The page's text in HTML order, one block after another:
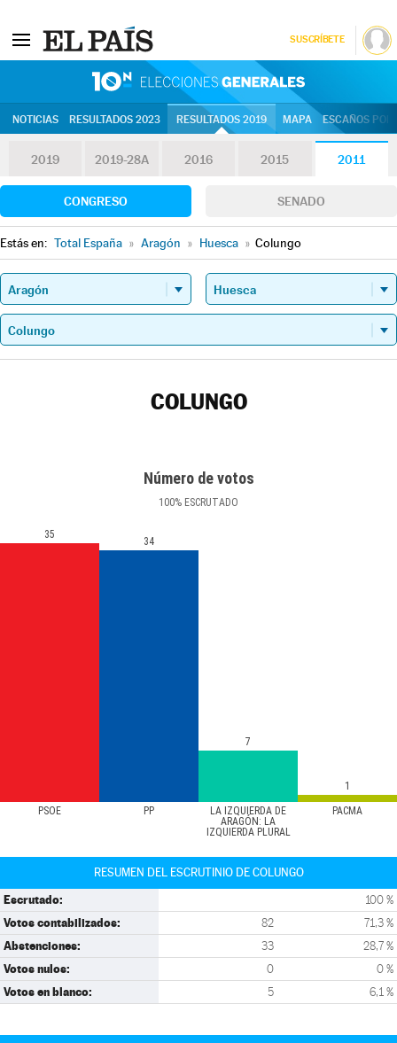
SUSCRÍBETE
NOTICIAS RESULTADOS 2023 RESULTADOS 2019 MAPA ESCAÑOS
2019 2019-28A 2016 2015 2011
CONGRESO SENADO
Estás en: Total España » Aragón » Huesca » Colungo
COLUNGO
Número de votos
100% ESCRUTADO
PSOE PP
LA IZQUIERDA DE
ARAGÓN: LA
IZQUIERDA PLURAL
PACMA
35
34
7
1
RESUMEN DEL ESCRUTINIO DE COLUNGO
Escrutado: 100 %
Votos contabilizados: 82 71,3 %
Abstenciones: 33 28,7 %
Votos nulos: 0 0 %
Votos en blanco: 5 6,1 %